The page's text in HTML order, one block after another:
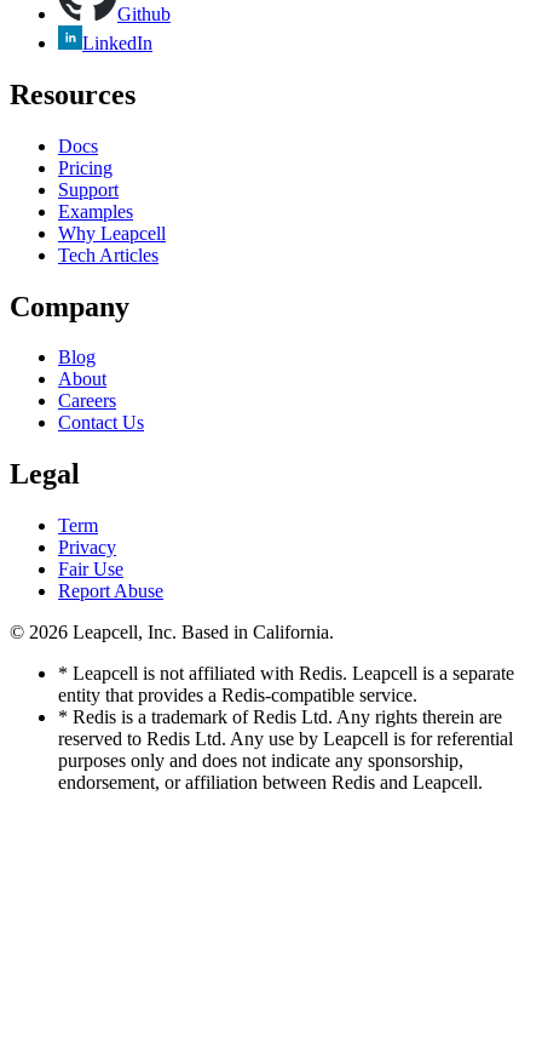
Github
LinkedIn
Resources
Docs
Pricing
Support
Examples
Why Leapcell
Tech Articles
Company
Blog
About
Careers
Contact Us
Legal
Term
Privacy
Fair Use
Report Abuse
© 2026 Leapcell, Inc. Based in California.
* Leapcell is not affiliated with Redis. Leapcell is a separate
entity that provides a Redis-compatible service.
* Redis is a trademark of Redis Ltd. Any rights therein are
reserved to Redis Ltd. Any use by Leapcell is for referential
purposes only and does not indicate any sponsorship,
endorsement, or affiliation between Redis and Leapcell.